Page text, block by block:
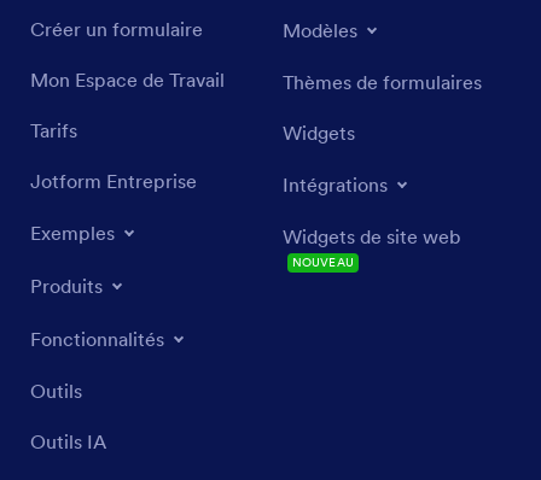
Créer un formulaire
Mon Espace de Travail
Tarifs
Jotform Entreprise
Exemples
Produits
Fonctionnalités
Outils
Outils IA
Modèles
Thèmes de formulaires
Widgets
Intégrations
Widgets de site web
NOUVEAU